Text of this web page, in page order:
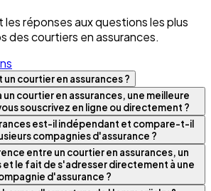
les réponses aux questions les plus
des courtiers en assurances.
courtier en assurances ?
courtier en assurances, une meilleure
souscrivez en ligne ou directement ?
est-il indépendant et compare-t-il
compagnies d'assurance ?
entre un courtier en assurances, un
le fait de s'adresser directement à une
d'assurance ?